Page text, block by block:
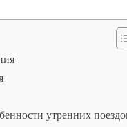
утренних